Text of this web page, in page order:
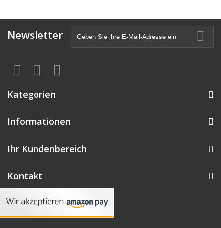
Newsletter
Kategorien
Informationen
Ihr Kundenbereich
Kontakt